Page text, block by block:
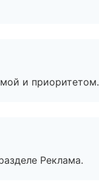
и приоритетом.
Реклама.